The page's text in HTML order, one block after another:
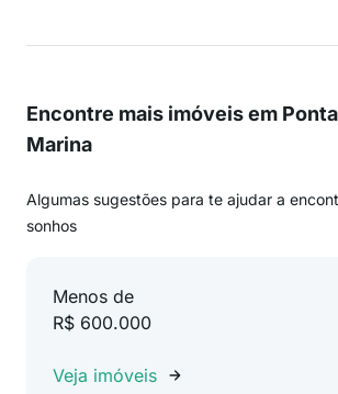
Encontre mais imóveis em
Marina
Algumas sugestões para te ajudar a
sonhos
Menos de
R$ 600.000
Veja imóveis